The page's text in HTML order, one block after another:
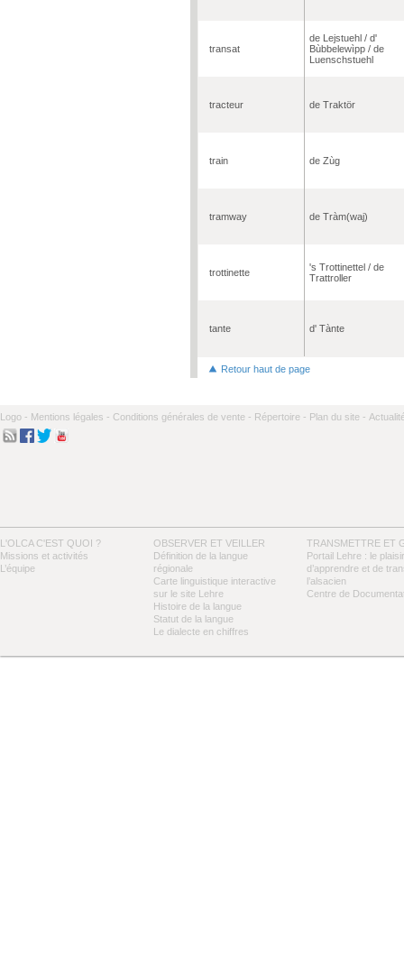
transat
de Lejstuehl / d'
Bùbbelewìpp / de
Luenschstuehl
tracteur de Traktör
train de Zùg
tramway de Tràm(waj)
trottinette
's Trottinettel / de
Trattroller
tante d' Tànte
Retour haut de page
Logo - Mentions légales - Conditions générales de vente - Répertoire - Plan du site -
L'OLCA C'EST QUOI ?
Missions et activités
L’équipe
OBSERVER ET VEILLER
Définition de la langue
régionale
Carte linguistique interactive
sur le site Lehre
Histoire de la langue
Statut de la langue
Le dialecte en chiffres
TRANSMETTRE ET
Portail Lehre : le plaisir
d’apprendre et de
l’alsacien
Centre de